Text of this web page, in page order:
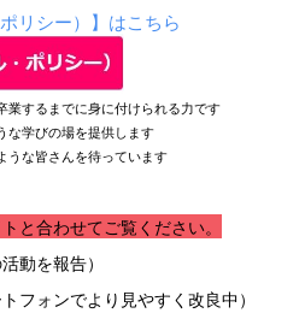
リシー）】はこちら
するまでに身に付けられる力です
学びの場を提供します
な皆さんを待っています
と合わせてご覧ください。
動を報告）
トフォンでより見やすく改良中）